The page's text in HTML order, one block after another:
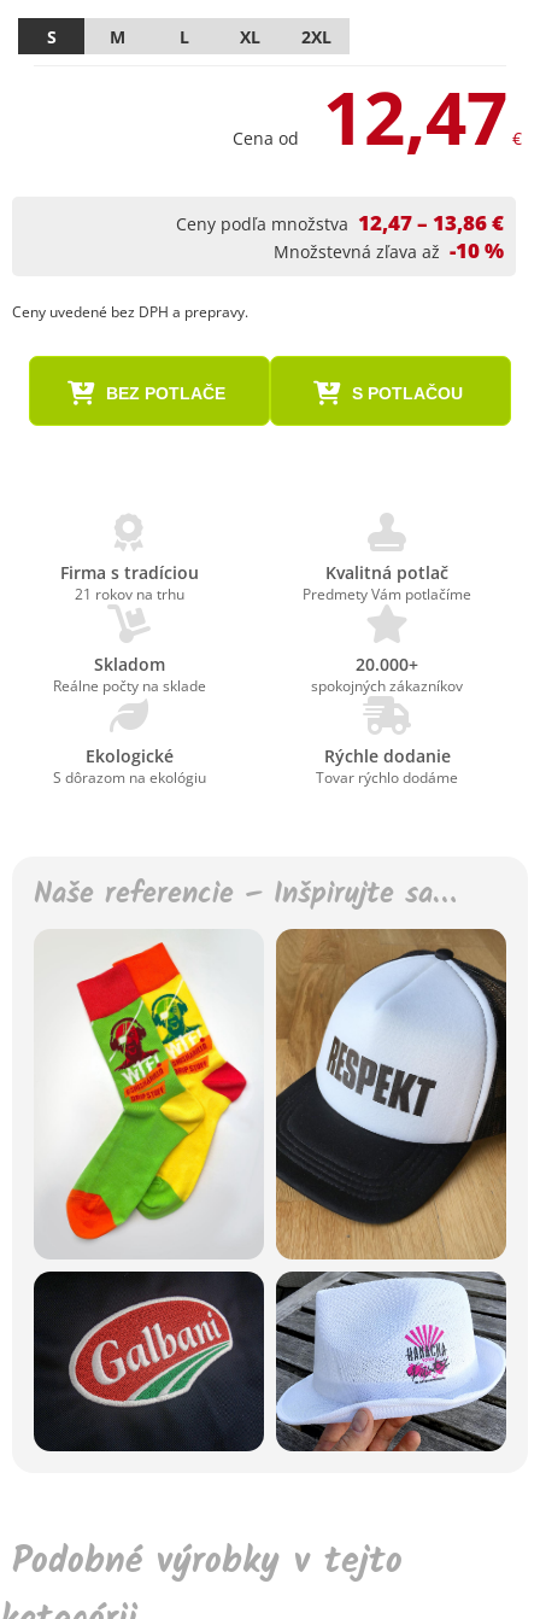
S M L XL 2XL
Cena od 12,47 €
Ceny podľa množstva 12,47 – 13,86 €
Množstevná zľava až -10 %
Ceny uvedené bez DPH a prepravy.
BEZ POTLAČE S POTLAČOU
Firma s tradíciou
21 rokov na trhu
Kvalitná potlač
Predmety Vám potlačíme
Skladom
Reálne počty na sklade
20.000+
spokojných zákazníkov
Ekologické
S dôrazom na ekológiu
Rýchle dodanie
Tovar rýchlo dodáme
Naše referencie – Inšpirujte sa…
Podobné výrobky v tejto